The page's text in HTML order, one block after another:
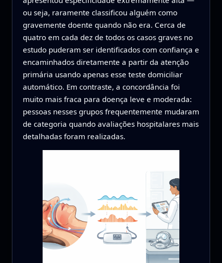
ou seja, raramente classificou alguém como
gravemente doente quando não era. Cerca de
quatro em cada dez de todos os casos graves no
estudo puderam ser identificados com confiança e
encaminhados diretamente a partir da atenção
primária usando apenas esse teste domiciliar
automático. Em contraste, a concordância foi
muito mais fraca para doença leve e moderada:
pessoas nesses grupos frequentemente mudaram
de categoria quando avaliações hospitalares mais
detalhadas foram realizadas.